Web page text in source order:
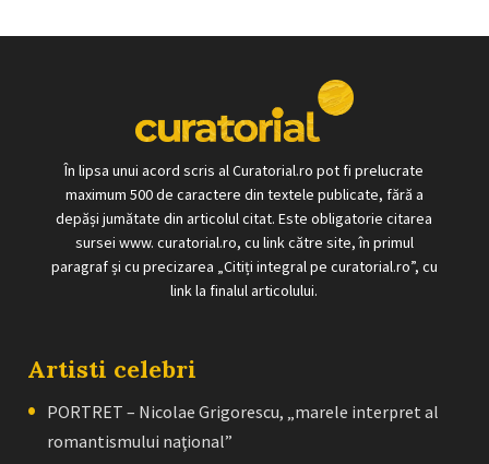
În lipsa unui acord scris al Curatorial.ro pot fi prelucrate
maximum 500 de caractere din textele publicate, fără a
depăși jumătate din articolul citat. Este obligatorie citarea
sursei www. curatorial.ro, cu link către site, în primul
paragraf și cu precizarea „Citiți integral pe curatorial.ro”, cu
link la finalul articolului.
Artisti celebri
PORTRET – Nicolae Grigorescu, „marele interpret al
romantismului naţional”